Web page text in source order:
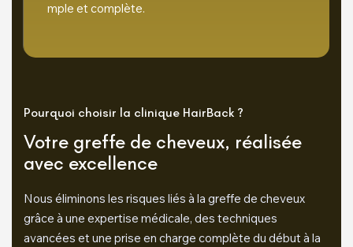
mple et complète.
Pourquoi choisir la clinique HairBack ?
Votre greffe de cheveux, réalisée
avec excellence
Nous éliminons les risques liés à la greffe de cheveux
grâce à une expertise médicale, des techniques
avancées et une prise en charge complète du début à la